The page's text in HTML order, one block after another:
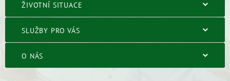
ŽIVOTNÍ SITUACE
SLUŽBY PRO VÁS
O NÁS